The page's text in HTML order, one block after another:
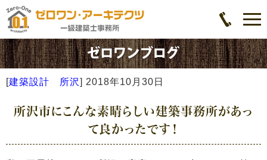
[建築設計 所沢] 2018年10月30日
所沢市にこんな素晴らしい建築事務所があっ
て良かったです！